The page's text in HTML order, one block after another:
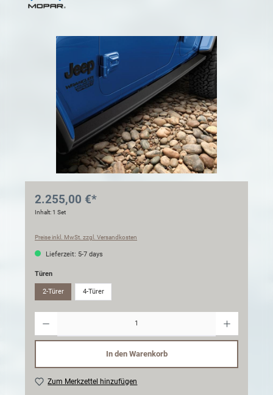
2.255,00 €*
Inhalt:1 Set
Preise inkl. MwSt. zzgl. Versandkosten
Lieferzeit: 5-7 days
Türen
2-Türer 4-Türer
In den Warenkorb
Zum Merkzettel hinzufügen